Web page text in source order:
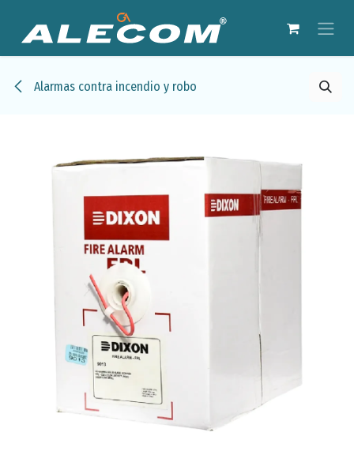
Alarmas contra incendio y robo